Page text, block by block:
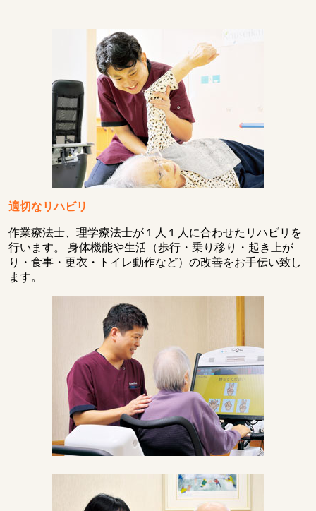
適切なリハビリ
作業療法士、理学療法士が１人１人に合わせたリハビリを
行います。 身体機能や生活（歩行・乗り移り・起き上が
り・食事・更衣・トイレ動作など）の改善をお手伝い致し
ます。